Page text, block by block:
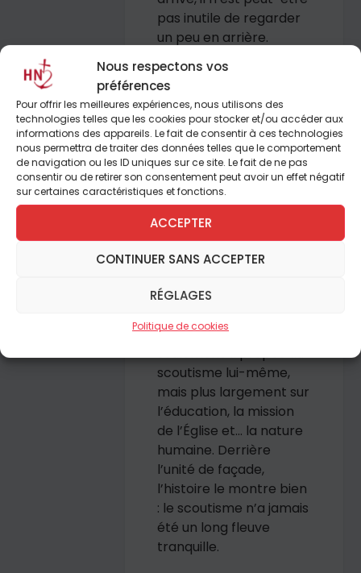
Nous respectons vos
préférences
Pour offrir les meilleures expériences, nous utilisons des
technologies telles que les cookies pour stocker et/ou accéder aux
informations des appareils. Le fait de consentir à ces technologies
nous permettra de traiter des données telles que le comportement
de navigation ou les ID uniques sur ce site. Le fait de ne pas
consentir ou de retirer son consentement peut avoir un effet négatif
sur certaines caractéristiques et fonctions.
ACCEPTER
CONTINUER SANS ACCEPTER
RÉGLAGES
Politique de cookies
pas inutile de regarder
un peu en arrière.
Dossier
Scoutisme catholique
Un siècle et beaucoup
d’histoires
Le centenaire du
montré la permanence
différentes, non
seulement à propos du
scoutisme lui-même,
mais plus largement sur
l’éducation, la mission
de l’Église et… la nature
humaine. Derrière
l’unité de façade,
l’histoire le montre bien
: le scoutisme n’a jamais
été un long fleuve
tranquille.